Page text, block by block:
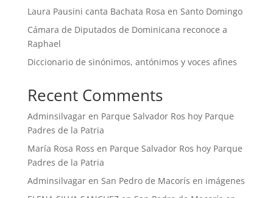
Laura Pausini canta Bachata Rosa en Santo Domingo
Cámara de Diputados de Dominicana reconoce a
Raphael
Diccionario de sinónimos, antónimos y voces afines
Recent Comments
Adminsilvagaren Parque Salvador Ros hoy Parque
Padres de la Patria
María Rosa Ross en Parque Salvador Ros hoy Parque
Padres de la Patria
Adminsilvagaren San Pedro de Macorís en imágenes